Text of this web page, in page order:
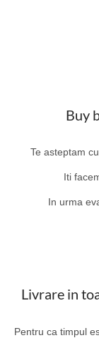
Buy
Te asteptam
Iti
In urma
Livrare in
Pentru ca timpul